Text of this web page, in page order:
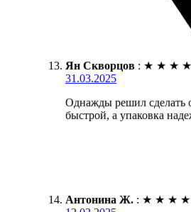
Ян Скворцов : ★ ★ ★ ★
31.03.2025
Однажды решил сделать
быстрой, а упаковка
Антонина Ж. : ★ ★ ★ ★